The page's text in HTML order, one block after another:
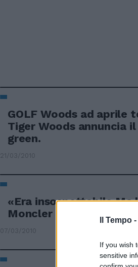
Il Tempo -
If you wish
sensitive
GOLF Woods ad aprile
Tiger Woods annuncia
green.
21/03/2010
«Era insospettabile Ma
Moncler erano troppo
07/03/2010